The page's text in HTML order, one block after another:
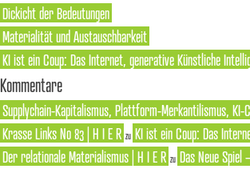
Dickicht der Bedeutungen
Materialität und Austauschbarkeit
KI ist ein Coup: Das Internet, generative Künstliche
Kommentare
Supplychain-Kapitalismus, Plattform-Merkantilismus,
Krasse Links No 83 | H I E R zu KI ist ein Coup: Das
Der relationale Materialismus | H I E R zu Das Neue Spiel